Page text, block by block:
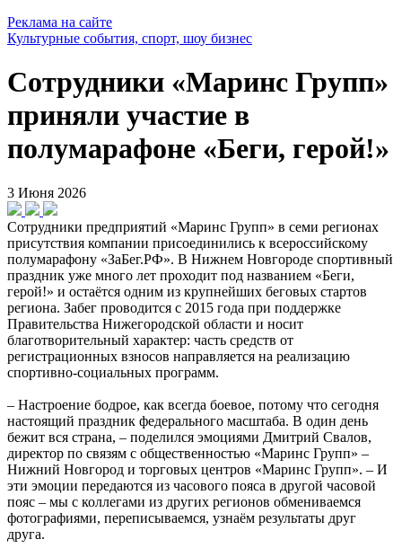
Реклама на сайте
Культурные события, спорт, шоу бизнес
Сотрудники «Маринс Групп»
приняли участие в
полумарафоне «Беги, герой!»
3 Июня 2026
Сотрудники предприятий «Маринс Групп» в семи регионах
присутствия компании присоединились к всероссийскому
полумарафону «ЗаБег.РФ». В Нижнем Новгороде спортивный
праздник уже много лет проходит под названием «Беги,
герой!» и остаётся одним из крупнейших беговых стартов
региона. Забег проводится с 2015 года при поддержке
Правительства Нижегородской области и носит
благотворительный характер: часть средств от
регистрационных взносов направляется на реализацию
спортивно-социальных программ.
– Настроение бодрое, как всегда боевое, потому что сегодня
настоящий праздник федерального масштаба. В один день
бежит вся страна, – поделился эмоциями Дмитрий Свалов,
директор по связям с общественностью «Маринс Групп» ‒
Нижний Новгород и торговых центров «Маринс Групп». – И
эти эмоции передаются из часового пояса в другой часовой
пояс – мы с коллегами из других регионов обмениваемся
фотографиями, переписываемся, узнаём результаты друг
друга.